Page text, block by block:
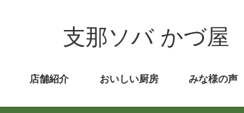
支那ソバ かづ屋
店舗紹介 おいしい厨房 みな様の声